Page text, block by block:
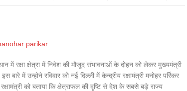
में रक्षा क्षेत्रा में निवेश की मौजूद संभावनाओं के दोहन को लेकर मुख्यमंत्री
बारे में उन्होने रविवार को नई दिल्ली में केन्द्रीय रक्षामंत्री मनोहर पर्रिकर
को बताया कि क्षेत्राफल की दृष्टि से देश के सबसे बड़े राज्य